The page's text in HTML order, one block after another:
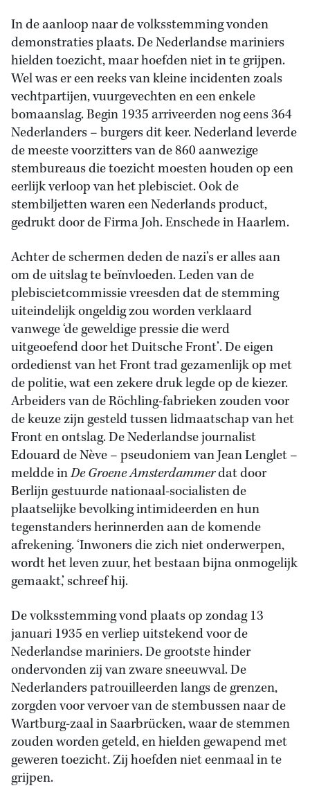
In de aanloop naar de volksstemming vonden
demonstraties plaats. De Nederlandse mariniers
hielden toezicht, maar hoefden niet in te grijpen.
Wel was er een reeks van kleine incidenten zoals
vechtpartijen, vuurgevechten en een enkele
bomaanslag. Begin 1935 arriveerden nog eens 364
Nederlanders – burgers dit keer. Nederland leverde
de meeste voorzitters van de 860 aanwezige
stembureaus die toezicht moesten houden op een
eerlijk verloop van het plebisciet. Ook de
stembiljetten waren een Nederlands product,
gedrukt door de Firma Joh. Enschede in Haarlem.
Achter de schermen deden de nazi’s er alles aan
om de uitslag te beïnvloeden. Leden van de
plebiscietcommissie vreesden dat de stemming
uiteindelijk ongeldig zou worden verklaard
vanwege ‘de geweldige pressie die werd
uitgeoefend door het Duitsche Front’. De eigen
ordedienst van het Front trad gezamenlijk op met
de politie, wat een zekere druk legde op de kiezer.
Arbeiders van de Röchling-fabrieken zouden voor
de keuze zijn gesteld tussen lidmaatschap van het
Front en ontslag. De Nederlandse journalist
Edouard de Nève – pseudoniem van Jean Lenglet –
meldde inDe Groene Amsterdammerdat door
Berlijn gestuurde nationaal-socialisten de
plaatselijke bevolking intimideerden en hun
tegenstanders herinnerden aan de komende
afrekening. ‘Inwoners die zich niet onderwerpen,
wordt het leven zuur, het bestaan bijna onmogelijk
gemaakt,’ schreef hij.
De volksstemming vond plaats op zondag 13
januari 1935 en verliep uitstekend voor de
Nederlandse mariniers. De grootste hinder
ondervonden zij van zware sneeuwval. De
Nederlanders patrouilleerden langs de grenzen,
zorgden voor vervoer van de stembussen naar de
Wartburg-zaal in Saarbrücken, waar de stemmen
zouden worden geteld, en hielden gewapend met
geweren toezicht. Zij hoefden niet eenmaal in te
grijpen.